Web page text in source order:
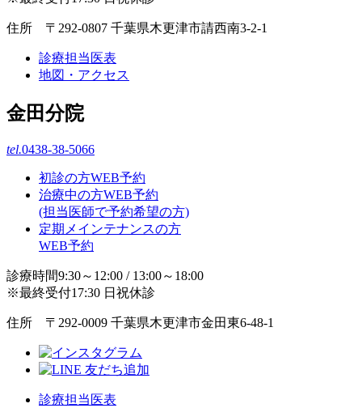
住所 〒292-0807 千葉県木更津市請西南3-2-1
診療担当医表
地図・アクセス
金田分院
tel.0438-38-5066
初診の方WEB予約
治療中の方WEB予約
(担当医師で予約希望の方)
定期メインテナンスの方
WEB予約
診療時間9:30～12:00 / 13:00～18:00
※最終受付17:30 日祝休診
住所 〒292-0009 千葉県木更津市金田東6-48-1
診療担当医表